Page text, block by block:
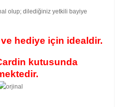
olup; dilediğiniz yetkili bayiye
hediye için idealdir.
kutusunda